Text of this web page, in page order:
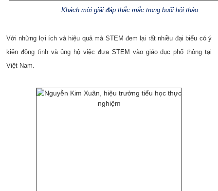
Khách mời giải đáp thắc mắc trong buổi hội thảo
Với những lợi ích và hiệu quả mà STEM đem lại rất nhiều đại biểu có ý
kiến đồng tình và ủng hộ việc đưa STEM vào giáo dục phổ thông tại
Việt Nam.